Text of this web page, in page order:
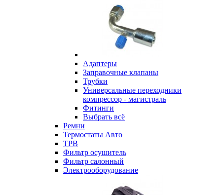
Адаптеры
Заправочные клапаны
Трубки
Универсальные переходники
компрессор - магистраль
Фитинги
Выбрать всё
Ремни
Термостаты Авто
ТРВ
Фильтр осушитель
Фильтр салонный
Электрооборудование